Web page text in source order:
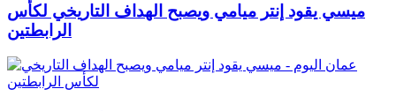
ميسي يقود إنتر ميامي ويصبح الهداف التاريخي لكأس
الرابطتين